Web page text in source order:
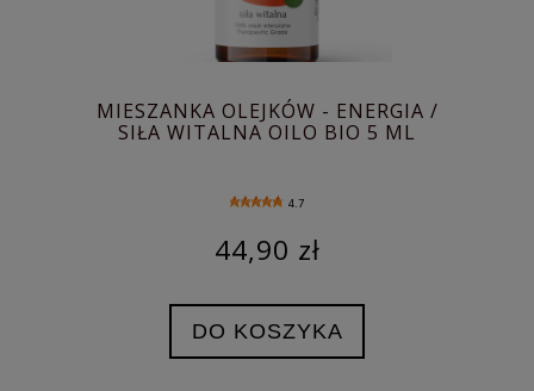
MIESZANKA OLEJKÓW - ENERGIA /
SIŁA WITALNA OILO BIO 5 ML
4.7
44,90 zł
DO KOSZYKA